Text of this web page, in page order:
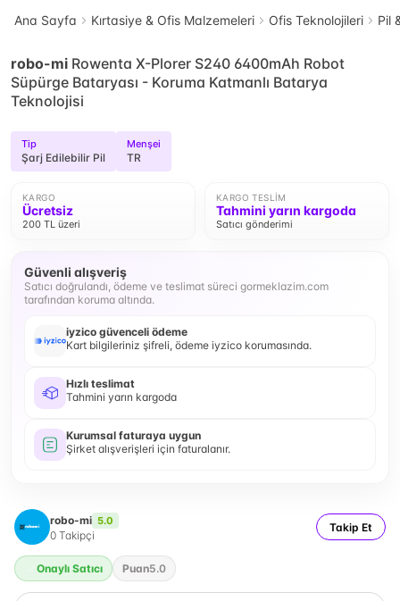
Ana Sayfa Kırtasiye & Ofis Malzemeleri Ofis Teknolojileri Pil
robo-mi Rowenta X-Plorer S240 6400mAh Robot
Süpürge Bataryası - Koruma Katmanlı Batarya
Teknolojisi
Tip
Şarj Edilebilir Pil
Menşei
TR
KARGO
Ücretsiz
200 TL üzeri
KARGO TESLIM
Tahmini yarın kargoda
Satıcı gönderimi
Güvenli alışveriş
Satıcı doğrulandı, ödeme ve teslimat süreci gormeklazim.com
tarafından koruma altında.
iyzico güvenceli ödeme
Kart bilgileriniz şifreli, ödeme iyzico korumasında.
Hızlı teslimat
Tahmini yarın kargoda
Kurumsal faturaya uygun
Şirket alışverişleri için faturalanır.
robo-mi 5.0
0 Takipçi
Takip Et
Onaylı Satıcı Puan5.0